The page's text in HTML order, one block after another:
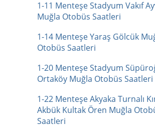
1-11 Menteşe Stadyum Vakıf
Muğla Otobüs Saatleri
1-14 Menteşe Yaraş Gölcük
Otobüs Saatleri
1-20 Menteşe Stadyum
Ortaköy Muğla Otobüs Saatleri
1-22 Menteşe Akyaka Turnalı
Akbük Kultak Ören Muğla
Saatleri